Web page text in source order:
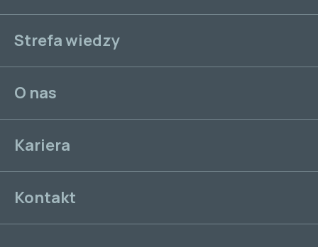
Strefa wiedzy
O nas
Kariera
Kontakt